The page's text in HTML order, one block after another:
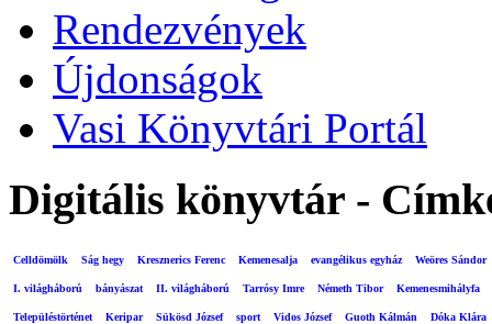
Rendezvények
Újdonságok
Vasi Könyvtári Portál
Digitális könyvtár -
Celldömölk Ság hegy Kresznerics Ferenc Kemenesalja evangélikus egyház Weöres Sándor
I. világháború bányászat II. világháború Tarrósy Imre Németh Tibor Kemenesmihályfa
Településtörténet Keripar Sükösd József sport Vidos József Guoth Kálmán Dóka Klára